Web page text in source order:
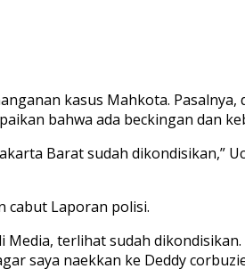
kasus Mahkota. Pasalnya,
bahwa ada beckingan dan
Barat sudah dikondisikan,”
cabut Laporan polisi.
terlihat sudah
saya naekkan ke Deddy